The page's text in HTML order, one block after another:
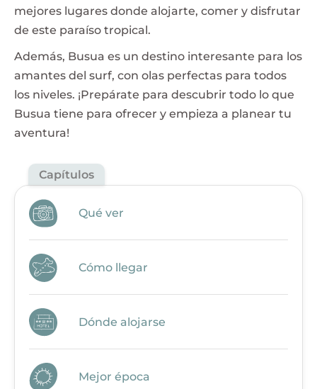
mejores lugares donde alojarte, comer y disfrutar
de este paraíso tropical.
Además, Busua es un destino interesante para los
amantes del surf, con olas perfectas para todos
los niveles. ¡Prepárate para descubrir todo lo que
Busua tiene para ofrecer y empieza a planear tu
aventura!
Capítulos
Qué ver
Cómo llegar
Dónde alojarse
Mejor época